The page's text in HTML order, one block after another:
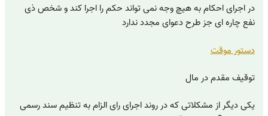
در اجرای احکام به هیچ وجه نمی تواند حکم را اجرا کند و شخص ذی
نفع چاره ای جز طرح دعوای مجدد ندارد
دستور موقت
توقیف مقدم در مال
یکی دیگر از مشکلاتی که در روند اجرای رای الزام به تنظیم سند رسمی